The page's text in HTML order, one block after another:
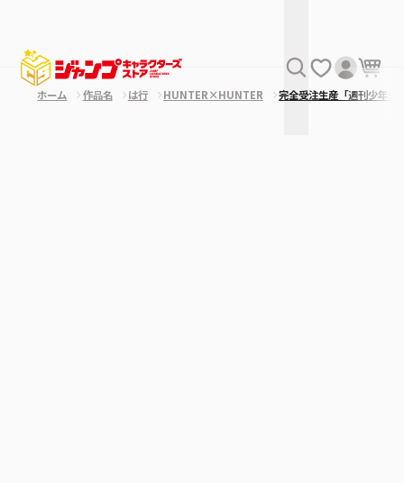
ホーム 作品名 は行 HUNTER×HUNTER 完全受注生産「週刊少年